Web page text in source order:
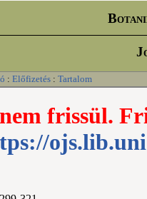
: Előfizetés : Tartalom
frissül.